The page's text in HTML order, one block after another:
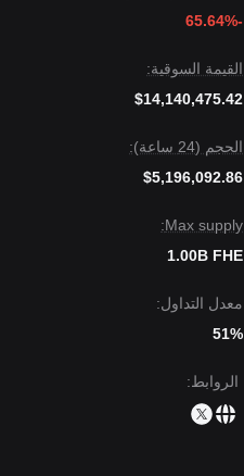
-65.64%
القيمة السوقية:
$14,140,475.42
الحجم (24 ساعة):
$5,196,092.86
Max supply:
1.00B FHE
معدل التداول:
51%
الروابط: